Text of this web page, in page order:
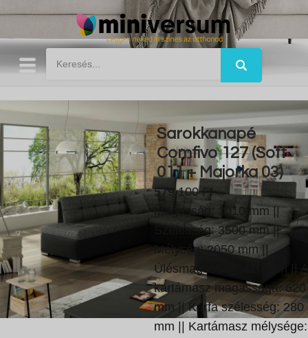
Sarokkanapé
Comfivo 127 (Soft
011 + Majorka 03)
579.100 Ft
Magasság: 1010 mm ||
Szélesség: 3500 mm ||
Mélység: 2050 mm ||
Ülésmagasság: 410 mm || A
kartámasz magassága: 620
mm || Karfa szélesség: 280
mm || Kartámasz mélysége: